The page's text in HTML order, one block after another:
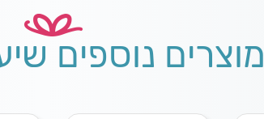
מוצרים נוספים